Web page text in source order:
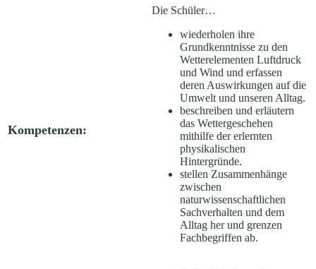
Kompetenzen:
Die Schüler…
wiederholen ihre
Grundkenntnisse zu den
Wetterelementen Luftdruck
und Wind und erfassen
deren Auswirkungen auf die
Umwelt und unseren Alltag.
beschreiben und erläutern
das Wettergeschehen
mithilfe der erlernten
physikalischen
Hintergründe.
stellen Zusammenhänge
zwischen
naturwissenschaftlichen
Sachverhalten und dem
Alltag her und grenzen
Fachbegriffen ab.